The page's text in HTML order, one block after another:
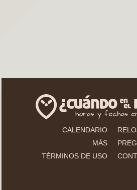
CALENDARIO
MÁS
TÉRMINOS DE USO